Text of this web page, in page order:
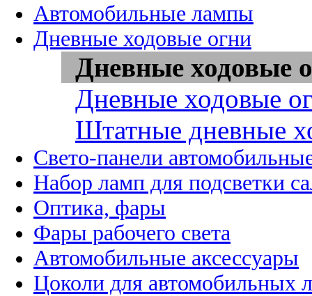
Автомобильные лампы
Дневные ходовые огни
Дневные ходовые
Дневные ходовые
Штатные дневные
Свето-панели
Набор ламп для подсветки
Оптика, фары
Фары рабочего света
Автомобильные аксессуары
Цоколи для автомобильных